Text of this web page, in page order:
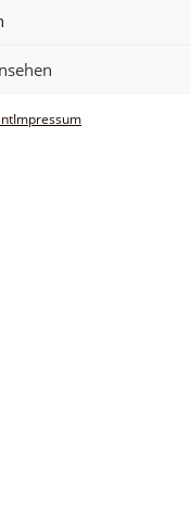
Impressum